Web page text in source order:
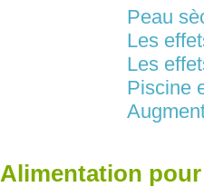
Peau
Les
Les
Piscine
Alimentation